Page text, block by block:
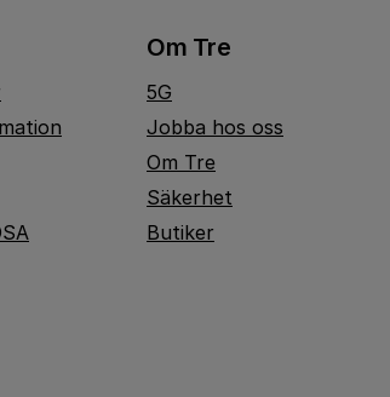
Om Tre
5G
Jobba hos oss
Om Tre
Säkerhet
Butiker